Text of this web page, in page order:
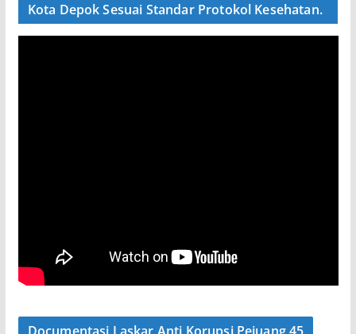
Kota Depok Sesuai Standar Protokol Kesehatan.